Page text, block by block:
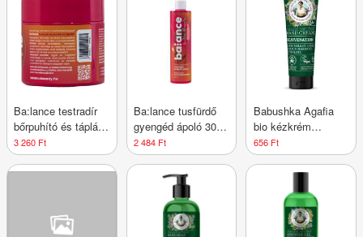
Ba:lance testradír
bőrpuhító és tápláló
200 ml
3 260 Ft
Ba:lance tusfürdő
gyengéd ápoló 300
ml
2 484 Ft
Babushka Agafia
bio kézkrém
megújító
fehérsomkóró
kivonattal és bur
marigold virágvízzel
656 Ft